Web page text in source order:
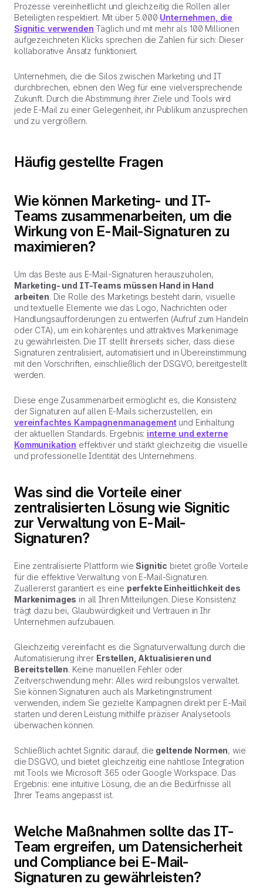
Prozesse vereinheitlicht und gleichzeitig die Rollen aller
Beteiligten respektiert. Mit über 5.000 Unternehmen, die
Signitic verwenden Täglich und mit mehr als 100 Millionen
aufgezeichneten Klicks sprechen die Zahlen für sich: Dieser
kollaborative Ansatz funktioniert.
Unternehmen, die die Silos zwischen Marketing und IT
durchbrechen, ebnen den Weg für eine vielversprechende
Zukunft. Durch die Abstimmung ihrer Ziele und Tools wird
jede E-Mail zu einer Gelegenheit, ihr Publikum anzusprechen
und zu vergrößern.
Häufig gestellte Fragen
Wie können Marketing- und IT-
Teams zusammenarbeiten, um die
Wirkung von E-Mail-Signaturen zu
maximieren?
Um das Beste aus E-Mail-Signaturen herauszuholen,
Marketing- und IT-Teams müssen Hand in Hand
arbeiten. Die Rolle des Marketings besteht darin, visuelle
und textuelle Elemente wie das Logo, Nachrichten oder
Handlungsaufforderungen zu entwerfen (Aufruf zum Handeln
oder CTA), um ein kohärentes und attraktives Markenimage
zu gewährleisten. Die IT stellt ihrerseits sicher, dass diese
Signaturen zentralisiert, automatisiert und in Übereinstimmung
mit den Vorschriften, einschließlich der DSGVO, bereitgestellt
werden.
Diese enge Zusammenarbeit ermöglicht es, die Konsistenz
der Signaturen auf allen E-Mails sicherzustellen, ein
vereinfachtes Kampagnenmanagementund Einhaltung
der aktuellen Standards. Ergebnis: interne und externe
Kommunikation effektiver und stärkt gleichzeitig die visuelle
und professionelle Identität des Unternehmens.
Was sind die Vorteile einer
zentralisierten Lösung wie Signitic
zur Verwaltung von E-Mail-
Signaturen?
Eine zentralisierte Plattform wieSignitic bietet große Vorteile
für die effektive Verwaltung von E-Mail-Signaturen.
Zuallererst garantiert es eine perfekte Einheitlichkeit des
Markenimages in all Ihren Mitteilungen. Diese Konsistenz
trägt dazu bei, Glaubwürdigkeit und Vertrauen in Ihr
Unternehmen aufzubauen.
Gleichzeitig vereinfacht es die Signaturverwaltung durch die
Automatisierung ihrer Erstellen, Aktualisieren und
Bereitstellen. Keine manuellen Fehler oder
Zeitverschwendung mehr: Alles wird reibungslos verwaltet.
Sie können Signaturen auch als Marketinginstrument
verwenden, indem Sie gezielte Kampagnen direkt per E-Mail
starten und deren Leistung mithilfe präziser Analysetools
überwachen können.
Schließlich achtet Signitic darauf, die geltende Normen, wie
die DSGVO, und bietet gleichzeitig eine nahtlose Integration
mit Tools wie Microsoft 365 oder Google Workspace. Das
Ergebnis: eine intuitive Lösung, die an die Bedürfnisse all
Ihrer Teams angepasst ist.
Welche Maßnahmen sollte das IT-
Team ergreifen, um Datensicherheit
und Compliance bei E-Mail-
Signaturen zu gewährleisten?